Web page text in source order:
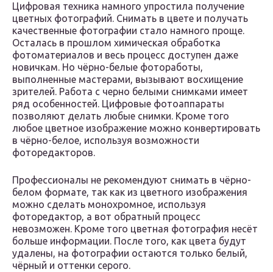
Цифровая техника намного упростила получение
цветных фотографий. Снимать в цвете и получать
качественные фотографии стало намного проще.
Осталась в прошлом химическая обработка
фотоматериалов и весь процесс доступен даже
новичкам. Но чёрно-белые фотоработы,
выполненные мастерами, вызывают восхищение
зрителей. Работа с черно белыми снимками имеет
ряд особенностей. Цифровые фотоаппараты
позволяют делать любые снимки. Кроме того
любое цветное изображение можно конвертировать
в чёрно-белое, используя возможности
фоторедакторов.
Профессионалы не рекомендуют снимать в чёрно-
белом формате, так как из цветного изображения
можно сделать монохромное, используя
фоторедактор, а вот обратный процесс
невозможен. Кроме того цветная фотография несёт
больше информации. После того, как цвета будут
удалены, на фотографии остаются только белый,
чёрный и оттенки серого.